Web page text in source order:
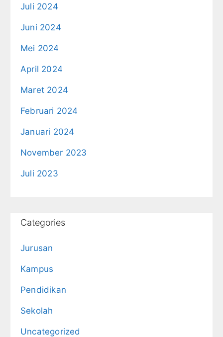
Juli 2024
Juni 2024
Mei 2024
April 2024
Maret 2024
Februari 2024
Januari 2024
November 2023
Juli 2023
Categories
Jurusan
Kampus
Pendidikan
Sekolah
Uncategorized